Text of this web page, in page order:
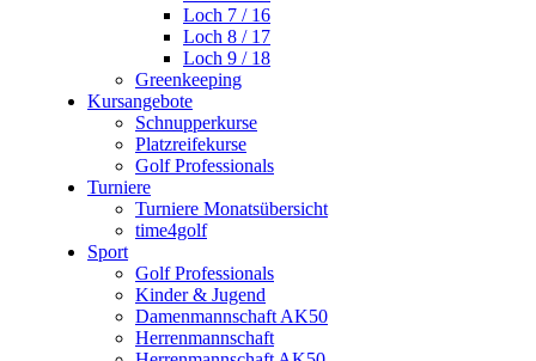
Loch 7 / 16
Loch 8 / 17
Loch 9 / 18
Greenkeeping
Kursangebote
Schnupperkurse
Platzreifekurse
Golf Professionals
Turniere
Turniere Monatsübersicht
time4golf
Sport
Golf Professionals
Kinder & Jugend
Damenmannschaft AK50
Herrenmannschaft